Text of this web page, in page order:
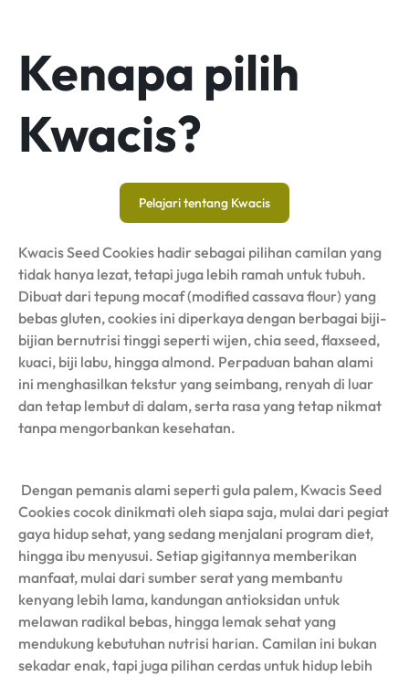
Kenapa pilih
Kwacis?
Pelajari tentang Kwacis
Kwacis Seed Cookies hadir sebagai pilihan camilan yang
tidak hanya lezat, tetapi juga lebih ramah untuk tubuh.
Dibuat dari tepung mocaf (modified cassava flour) yang
bebas gluten, cookies ini diperkaya dengan berbagai biji-
bijian bernutrisi tinggi seperti wijen, chia seed, flaxseed,
kuaci, biji labu, hingga almond. Perpaduan bahan alami
ini menghasilkan tekstur yang seimbang, renyah di luar
dan tetap lembut di dalam, serta rasa yang tetap nikmat
tanpa mengorbankan kesehatan.
Dengan pemanis alami seperti gula palem, Kwacis Seed
Cookies cocok dinikmati oleh siapa saja, mulai dari pegiat
gaya hidup sehat, yang sedang menjalani program diet,
hingga ibu menyusui. Setiap gigitannya memberikan
manfaat, mulai dari sumber serat yang membantu
kenyang lebih lama, kandungan antioksidan untuk
melawan radikal bebas, hingga lemak sehat yang
mendukung kebutuhan nutrisi harian. Camilan ini bukan
sekadar enak, tapi juga pilihan cerdas untuk hidup lebih